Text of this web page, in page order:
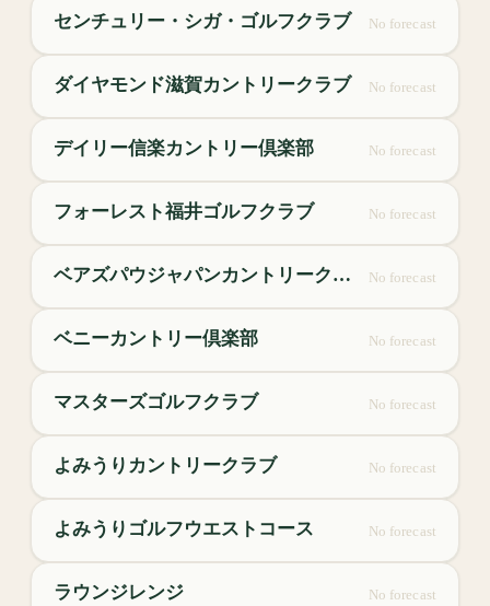
センチュリー・シガ・ゴルフクラブ No forecast
ダイヤモンド滋賀カントリークラブ No forecast
デイリー信楽カントリー倶楽部 No forecast
フォーレスト福井ゴルフクラブ No forecast
ベアズパウジャパンカントリークラブ No forecast
ベニーカントリー倶楽部 No forecast
マスターズゴルフクラブ No forecast
よみうりカントリークラブ No forecast
よみうりゴルフウエストコース No forecast
ラウンジレンジ No forecast